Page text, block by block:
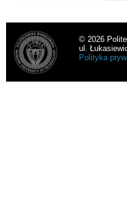
© 2026
ul.
Polityka